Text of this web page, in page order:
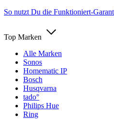
So nutzt Du die Funktioniert-
Top Marken
Alle Marken
Sonos
Homematic IP
Bosch
Husqvarna
tado°
Philips Hue
Ring